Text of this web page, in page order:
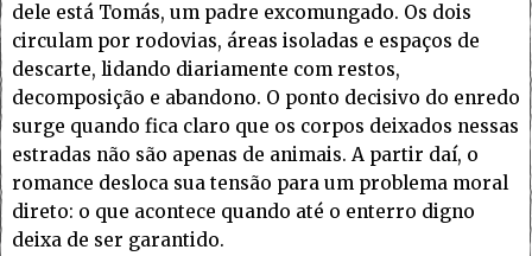
dele está Tomás, um padre excomungado. Os dois
circulam por rodovias, áreas isoladas e espaços de
descarte, lidando diariamente com restos,
decomposição e abandono. O ponto decisivo do enredo
surge quando fica claro que os corpos deixados nessas
estradas não são apenas de animais. A partir daí, o
romance desloca sua tensão para um problema moral
direto: o que acontece quando até o enterro digno
deixa de ser garantido.